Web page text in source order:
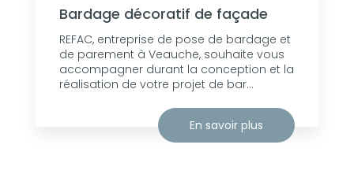
Bardage décoratif de façade
REFAC, entreprise de pose de bardage et
de parement à Veauche, souhaite vous
accompagner durant la conception et la
réalisation de votre projet de bar...
En savoir plus